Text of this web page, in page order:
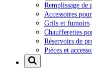
Remplissage de
Accessoires
Grils et fumoirs
Chaufferettes
Réservoirs de
Pièces et